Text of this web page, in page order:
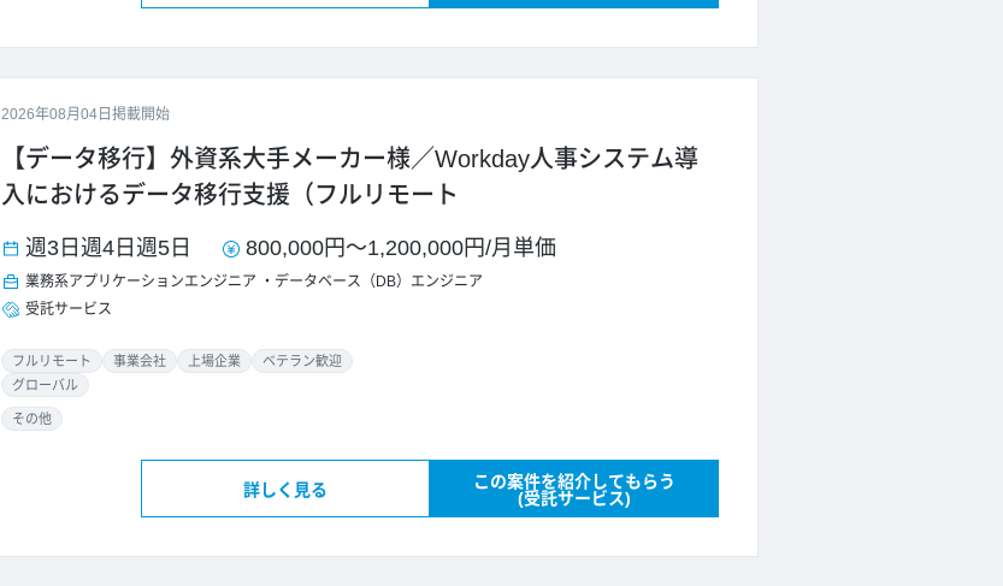
2026年08月04日掲載開始
【データ移行】外資系大手メーカー様／Workday人事システム導
入におけるデータ移行支援（フルリモート
週3日 週4日 週5日 800,000円 ～1,200,000円/月単価
業務系アプリケーションエンジニア
データベース（DB）エンジニア
受託サービス
フルリモート 事業会社 上場企業
ベテラン歓迎
グローバル
その他
詳しく見る
この案件を紹介してもらう
(受託サービス)